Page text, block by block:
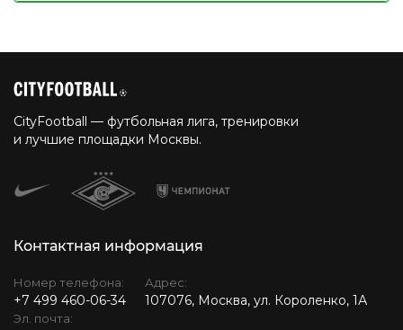
CityFootball — футбольная лига, тренировки
и лучшие площадки Москвы.
Контактная информация
Номер телефона:
+7 499 460-06-34
Эл. почта:
Адрес:
107076, Москва, ул. Короленко, 1А